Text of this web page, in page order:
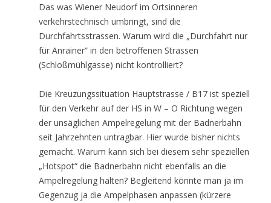
Das was Wiener Neudorf im Ortsinneren
verkehrstechnisch umbringt, sind die
Durchfahrtsstrassen. Warum wird die „Durchfahrt nur
für Anrainer“ in den betroffenen Strassen
(Schloßmühlgasse) nicht kontrolliert?
Die Kreuzungssituation Hauptstrasse / B17 ist speziell
für den Verkehr auf der HS in W – O Richtung wegen
der unsäglichen Ampelregelung mit der Badnerbahn
seit Jahrzehnten untragbar. Hier wurde bisher nichts
gemacht. Warum kann sich bei diesem sehr speziellen
„Hotspot“ die Badnerbahn nicht ebenfalls an die
Ampelregelung halten? Begleitend könnte man ja im
Gegenzug ja die Ampelphasen anpassen (kürzere